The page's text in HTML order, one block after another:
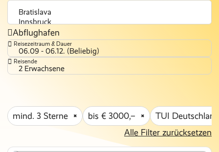
Abflughafen
Reisezeitraum & Dauer
06.09 - 06.12. (Beliebig)
Reisende
2 Erwachsene
mind. 3 Sterne bis € 3000,–
TUI Deutschland
Alle Filter zurücksetzen